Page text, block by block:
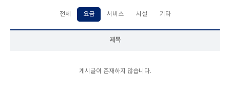
전체 요금 서비스 시설 기타
제목
게시글이 존재하지 않습니다.